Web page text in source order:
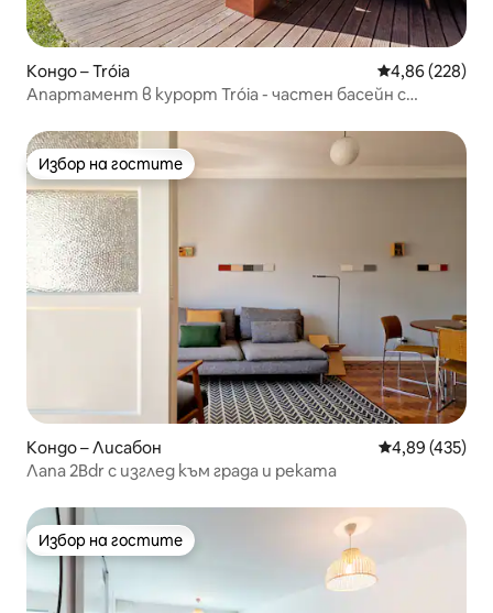
Кондо – Tróia Средна
4,86 (228)
Апартамент в курорт Tróia - частен басейн с
Избор на гостите
Избор на гостите
Кондо – Лисабон Средна
4,89 (435)
Лапа 2Bdr с изглед към града и реката
Избор на гостите
Избор на гостите